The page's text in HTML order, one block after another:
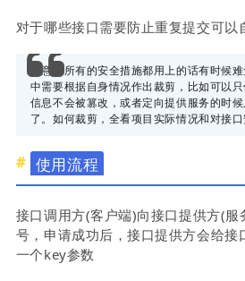
对于哪些接口需要防止重复提交可以
注意：所有的安全措施都用上的话有时候
中需要根据自身情况作出裁剪，比如可以
信息不会被篡改，或者定向提供服务的时
了。如何裁剪，全看项目实际情况和对接口
使用流程
接口调用方(客户端)向接口提供方(服
号，申请成功后，接口提供方会给
一个key参数